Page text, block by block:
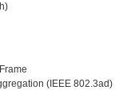
(IEEE 802.3ad)